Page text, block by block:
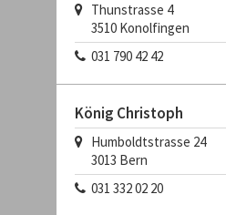
Thunstrasse 4
3510 Konolfingen
031 790 42 42
König Christoph
Humboldtstrasse 24
3013 Bern
031 332 02 20